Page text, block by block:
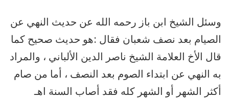
وسئل الشيخ ابن باز رحمه الله عن حديث النهي عن
الصيام بعد نصف شعبان فقال :هو حديث صحيح كما
قال الأخ العلامة الشيخ ناصر الدين الألباني ، والمراد
به النهي عن ابتداء الصوم بعد النصف ، أما من صام
أكثر الشهر أو الشهر كله فقد أصاب السنة اهـ